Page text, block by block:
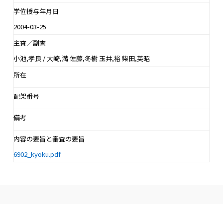
学位授与年月日
2004-03-25
主査／副査
小池,孝良 / 大崎,満 佐藤,冬樹 玉井,裕 柴田,英昭
所在
配架番号
備考
内容の要旨と審査の要旨
6902_kyoku.pdf